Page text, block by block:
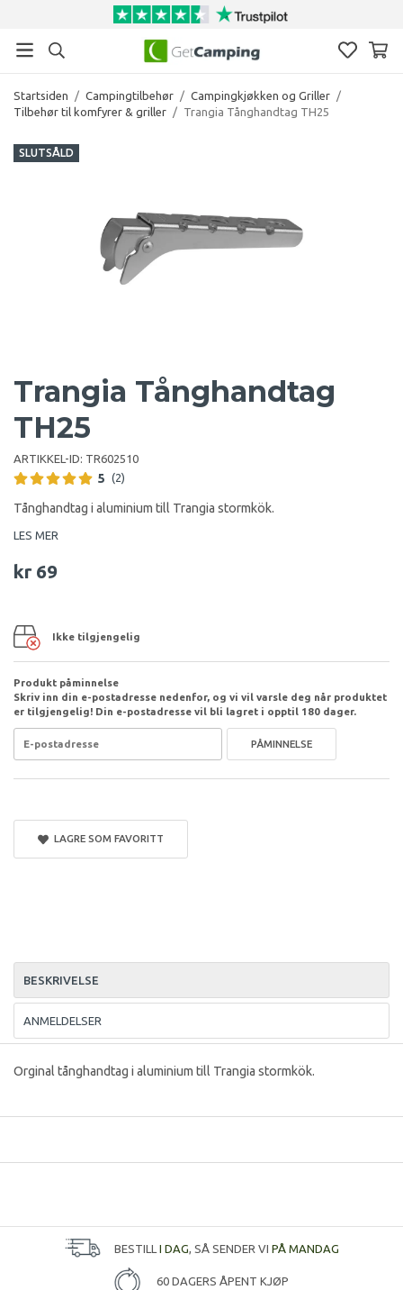
Startsiden / Campingtilbehør / Campingkjøkken og Griller /
Tilbehør til komfyrer & griller / Trangia Tånghandtag TH25
SLUTSÅLD
Trangia Tånghandtag
TH25
ARTIKKEL-ID: TR602510
5 (2)
Tånghandtag i aluminium till Trangia stormkök.
LES MER
kr 69
Ikke tilgjengelig
Produkt påminnelse
Skriv inn din e-postadresse nedenfor, og vi vil varsle deg når produktet
er tilgjengelig! Din e-postadresse vil bli lagret i opptil 180 dager.
PÅMINNELSE
LAGRE SOM FAVORITT
BESKRIVELSE
ANMELDELSER
Orginal tånghandtag i aluminium till Trangia stormkök.
BESTILL I DAG , SÅ SENDER VI PÅ MANDAG
60 DAGERS ÅPENT KJØP